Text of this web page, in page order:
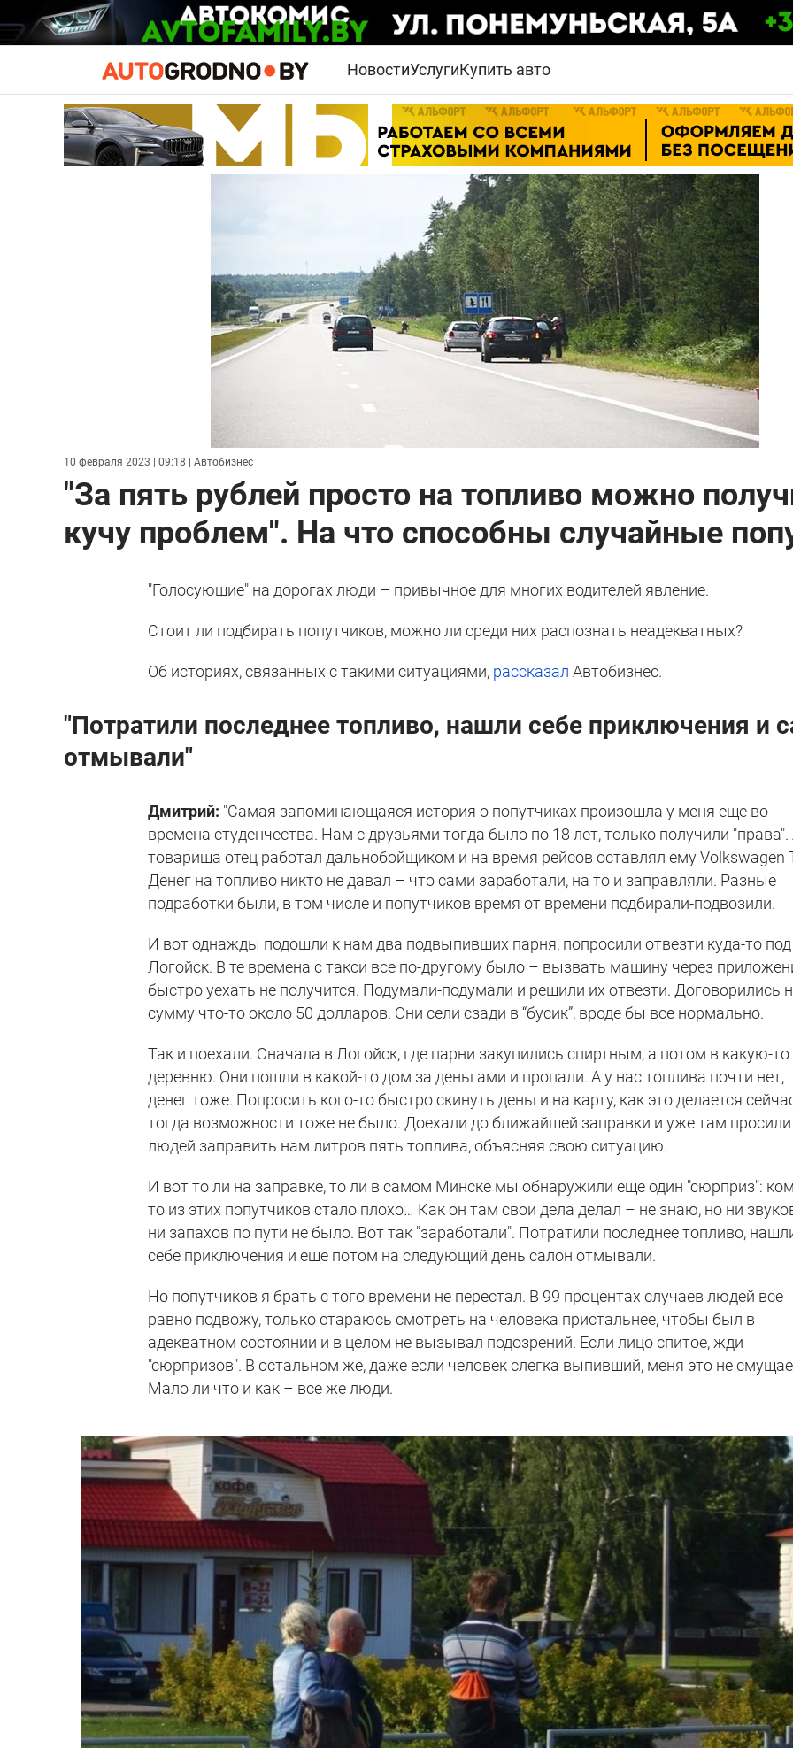
НовостиУслугиКупить авто
10 февраля 2023 | 09:18 | Автобизнес
"За пять рублей просто на топливо можно
кучу проблем". На что способны случайные
"Голосующие" на дорогах люди – привычное для многих водителей явление.
Стоит ли подбирать попутчиков, можно ли среди них распознать неадекватных?
Об историях, связанных с такими ситуациями, рассказал Автобизнес.
"Потратили последнее топливо, нашли себе приключения и
отмывали"
Дмитрий: "Самая запоминающаяся история о попутчиках произошла у меня еще во
времена студенчества. Нам с друзьями тогда было по 18 лет, только получили "права".
товарища отец работал дальнобойщиком и на время рейсов оставлял ему Volkswagen
Денег на топливо никто не давал – что сами заработали, на то и заправляли. Разные
подработки были, в том числе и попутчиков время от времени подбирали-подвозили.
И вот однажды подошли к нам два подвыпивших парня, попросили отвезти куда-то под
Логойск. В те времена с такси все по-другому было – вызвать машину через
быстро уехать не получится. Подумали-подумали и решили их отвезти. Договорились
сумму что-то около 50 долларов. Они сели сзади в “бусик”, вроде бы все нормально.
Так и поехали. Сначала в Логойск, где парни закупились спиртным, а потом в какую-то
деревню. Они пошли в какой-то дом за деньгами и пропали. А у нас топлива почти нет,
денег тоже. Попросить кого-то быстро скинуть деньги на карту, как это делается
тогда возможности тоже не было. Доехали до ближайшей заправки и уже там просили
людей заправить нам литров пять топлива, объясняя свою ситуацию.
И вот то ли на заправке, то ли в самом Минске мы обнаружили еще один "сюрприз":
то из этих попутчиков стало плохо… Как он там свои дела делал – не знаю, но ни
ни запахов по пути не было. Вот так "заработали". Потратили последнее топливо,
себе приключения и еще потом на следующий день салон отмывали.
Но попутчиков я брать с того времени не перестал. В 99 процентах случаев людей все
равно подвожу, только стараюсь смотреть на человека пристальнее, чтобы был в
адекватном состоянии и в целом не вызывал подозрений. Если лицо спитое, жди
"сюрпризов". В остальном же, даже если человек слегка выпивший, меня это не
Мало ли что и как – все же люди.